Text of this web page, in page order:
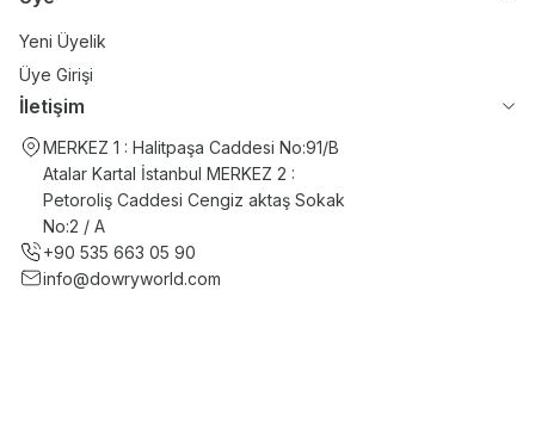
Yeni Üyelik
Üye Girişi
İletişim
MERKEZ 1 : Halitpaşa Caddesi No:91/B
Atalar Kartal İstanbul MERKEZ 2 :
Petoroliş Caddesi Cengiz aktaş Sokak
No:2 / A
+90 535 663 05 90
info@dowryworld.com